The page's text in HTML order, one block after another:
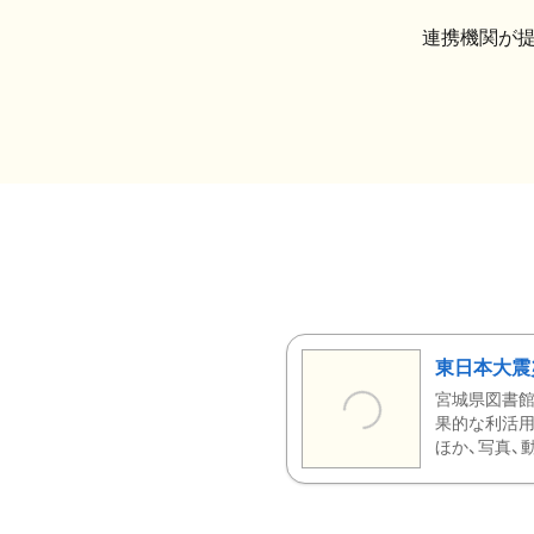
連携機関が
東日本大
宮城県図書
果的な利活
ほか、写真、